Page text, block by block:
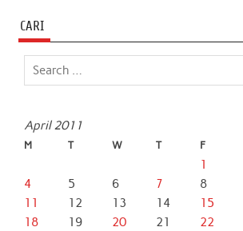
CARI
April 2011
M T W T F
1
4
5 6 7 8
11
12 13 14 15
18
19 20 21 22